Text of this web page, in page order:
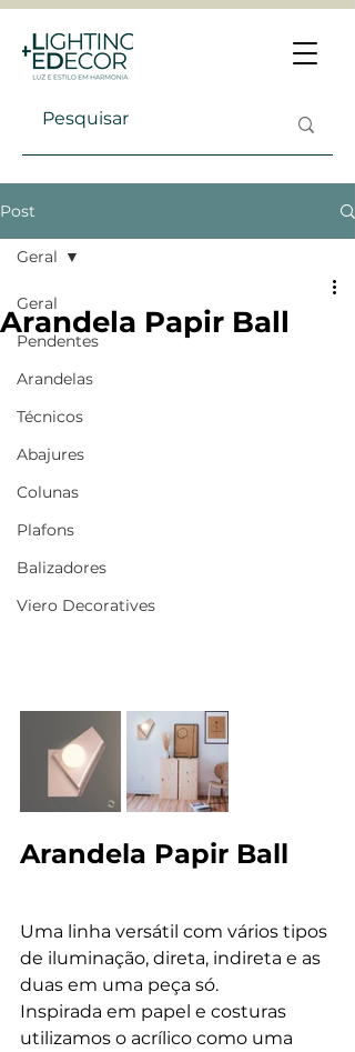
Post
Geral
Pendentes
Arandelas
Técnicos
Abajures
Colunas
Plafons
Balizadores
Viero Decoratives
Geral
Arandela Papir Ball
Arandela Papir Ball
Uma linha versátil com vários tipos
de iluminação, direta, indireta e as
duas em uma peça só.
Inspirada em papel e costuras
utilizamos o acrílico como uma